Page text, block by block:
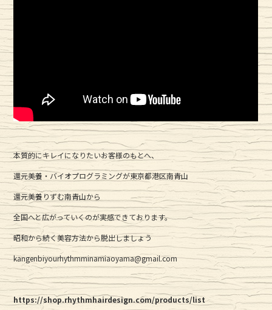
本質的にキレイになりたいお客様のもとへ、
還元美養・バイオプログラミングが東京都港区南青山
還元美養りずむ南青山から
全国へと広がっていくのが実感できております。
昭和から続く美容方法から脱出しましょう
kangenbiyourhythmminamiaoyama@gmail.com
https://shop.rhythmhairdesign.com/products/list